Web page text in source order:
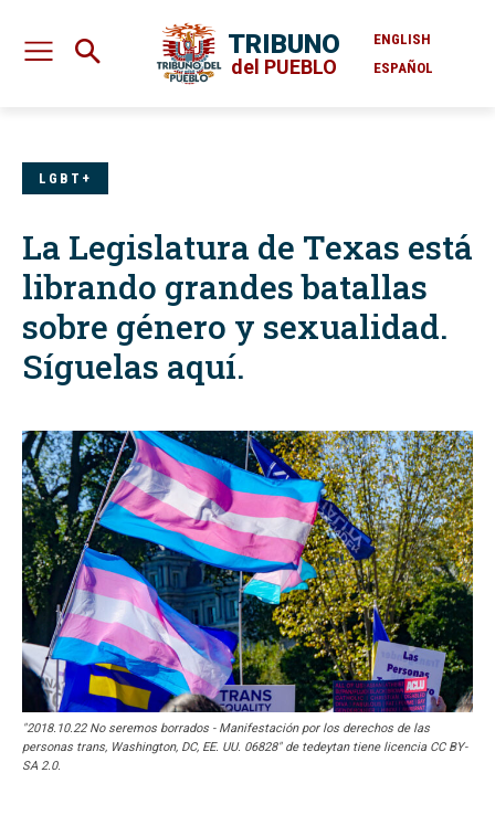
TRIBUNO
del PUEBLO
ENGLISH
ESPAÑOL
LGBT+
La Legislatura de Texas está
librando grandes batallas
sobre género y sexualidad.
Síguelas aquí.
"2018.10.22 No seremos borrados - Manifestación por los derechos de las
personas trans, Washington, DC, EE. UU. 06828" de tedeytan tiene licencia CC BY-
SA 2.0.